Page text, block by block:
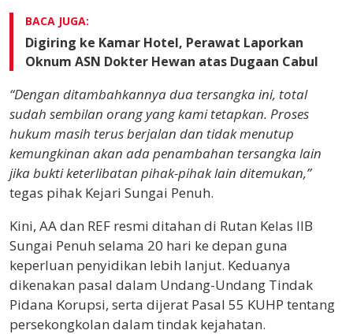
BACA JUGA:
Digiring ke Kamar Hotel, Perawat Laporkan
Oknum ASN Dokter Hewan atas Dugaan Cabul
“Dengan ditambahkannya dua tersangka ini, total
sudah sembilan orang yang kami tetapkan. Proses
hukum masih terus berjalan dan tidak menutup
kemungkinan akan ada penambahan tersangka lain
jika bukti keterlibatan pihak-pihak lain ditemukan,”
tegas pihak Kejari Sungai Penuh.
Kini, AA dan REF resmi ditahan di Rutan Kelas IIB
Sungai Penuh selama 20 hari ke depan guna
keperluan penyidikan lebih lanjut. Keduanya
dikenakan pasal dalam Undang-Undang Tindak
Pidana Korupsi, serta dijerat Pasal 55 KUHP tentang
persekongkolan dalam tindak kejahatan.